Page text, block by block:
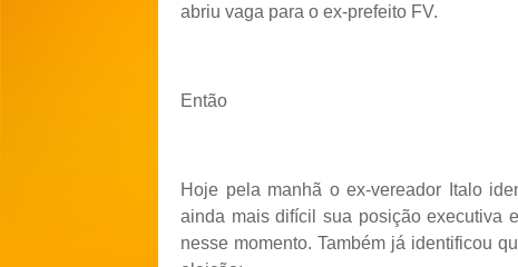
abriu vaga para o ex-prefeito FV.
Então
Hoje pela manhã o ex-vereador Italo
ainda mais difícil sua posição executiva
nesse momento. Também já identificou